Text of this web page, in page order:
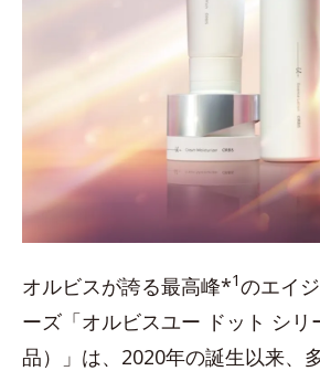
オルビスが誇る最高峰*1のエイ
ーズ「オルビスユー ドット シリ
品）」は、2020年の誕生以来、